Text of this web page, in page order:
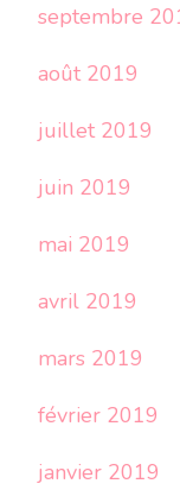
septembre
août 2019
juillet 2019
juin 2019
mai 2019
avril 2019
mars 2019
février 2019
janvier 2019